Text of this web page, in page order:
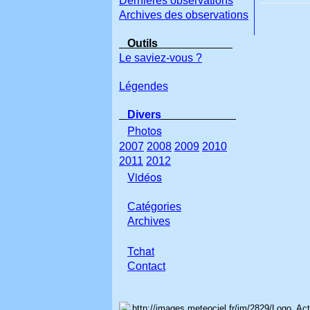
Archives des observations
Outils
Le saviez-vous ?
Légendes
Divers
Photos
2007 2008 2009 2010
2011 2012
Vidéos
Catégories
Archives
Tchat
Contact